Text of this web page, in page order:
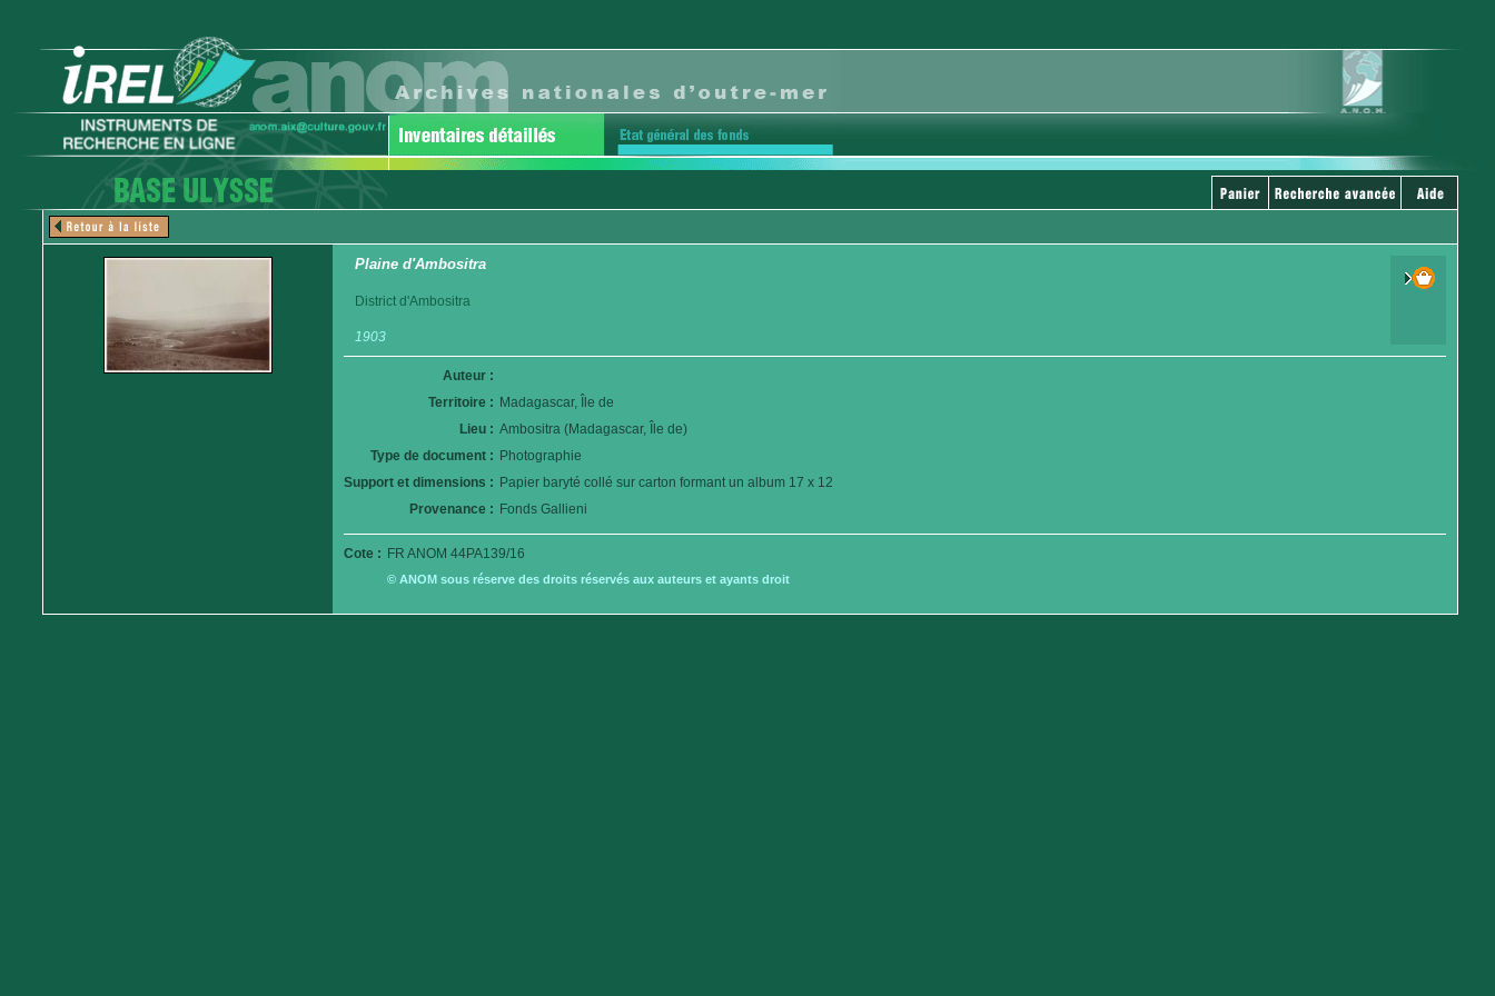
Plaine d'Ambositra
District d'Ambositra
1903
Auteur :
Territoire : Madagascar, Île de
Lieu : Ambositra (Madagascar, Île de)
Type de document : Photographie
Support et dimensions : Papier baryté collé sur carton formant un album 17 x 12
Provenance : Fonds Gallieni
Cote : FR ANOM 44PA139/16
© ANOM sous réserve des droits réservés aux auteurs et ayants droit